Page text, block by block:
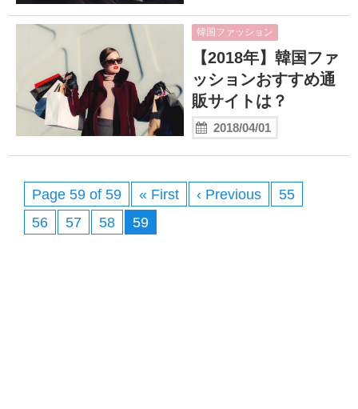
韓国ファッション
【2018年】韓国ファ
ッションおすすめ通
販サイトは？
2018/04/01
Page 59 of 59 « First ‹ Previous
55
56
57 58 59